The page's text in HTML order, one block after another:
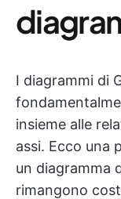
I diagrammi di
insieme alle
assi. Ecco una
un diagramma
rimangono